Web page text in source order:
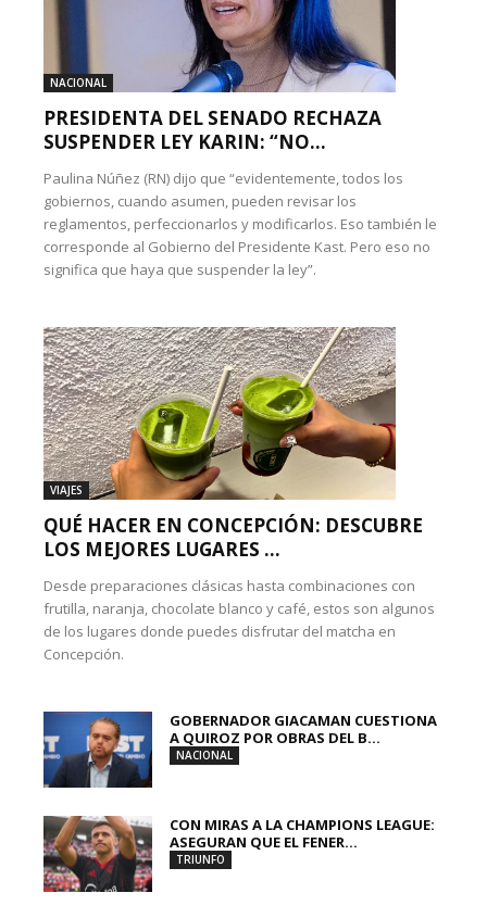
NACIONAL
PRESIDENTA DEL SENADO RECHAZA
SUSPENDER LEY KARIN: “NO...
Paulina Núñez (RN) dijo que “evidentemente, todos los
gobiernos, cuando asumen, pueden revisar los
reglamentos, perfeccionarlos y modificarlos. Eso también le
corresponde al Gobierno del Presidente Kast. Pero eso no
significa que haya que suspender la ley”.
VIAJES
QUÉ HACER EN CONCEPCIÓN: DESCUBRE
LOS MEJORES LUGARES ...
Desde preparaciones clásicas hasta combinaciones con
frutilla, naranja, chocolate blanco y café, estos son algunos
de los lugares donde puedes disfrutar del matcha en
Concepción.
GOBERNADOR GIACAMAN CUESTIONA
A QUIROZ POR OBRAS DEL B...
NACIONAL
CON MIRAS A LA CHAMPIONS LEAGUE:
ASEGURAN QUE EL FENER...
TRIUNFO